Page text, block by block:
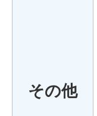
その他